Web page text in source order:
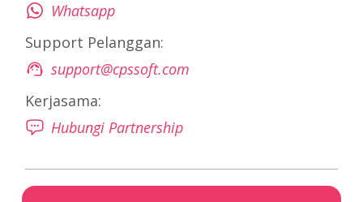
Whatsapp
Support Pelanggan:
support@cpssoft.com
Kerjasama:
Hubungi Partnership